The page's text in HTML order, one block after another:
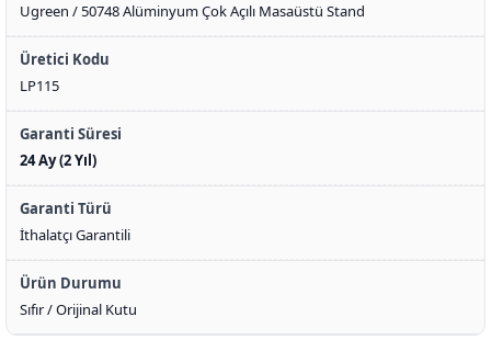
Ugreen / 50748 Alüminyum Çok Açılı Masaüstü Stand
Üretici Kodu
LP115
Garanti Süresi
24 Ay (2 Yıl)
Garanti Türü
İthalatçı Garantili
Ürün Durumu
Sıfır / Orijinal Kutu